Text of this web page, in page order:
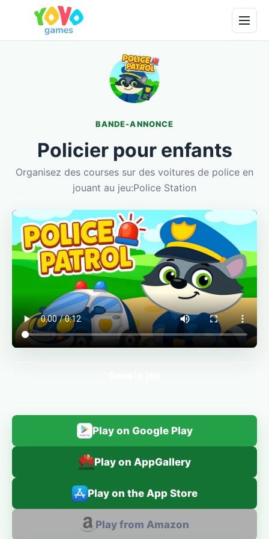
BANDE-ANNONCE
Policier pour enfants
Organisez des courses sur des voitures de police en
jouant au jeu:Police Station
Play on Google Play
Play on AppGallery
Play on the App Store
Play from Amazon